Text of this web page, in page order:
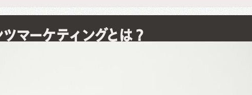
マーケティングとは？